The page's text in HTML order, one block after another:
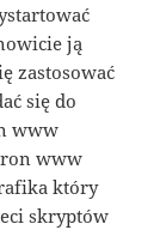
ją
zastosować
się do
www
www
który
skryptów